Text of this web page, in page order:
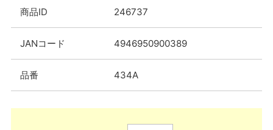
商品ID 246737
JANコード 4946950900389
品番 434A